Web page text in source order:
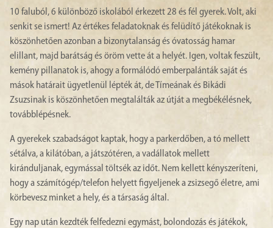
10 faluból, 6 különböző iskolából érkezett 28 és fél gyerek. Volt, aki
senkit se ismert! Az értékes feladatoknak és felüdítő játékoknak is
köszönhetően azonban a bizonytalanság és óvatosság hamar
elillant, majd barátság és öröm vette át a helyét. Igen, voltak feszült,
kemény pillanatok is, ahogy a formálódó emberpalánták saját és
mások határait ügyetlenül lépték át, de Tímeának és Bikádi
Zsuzsinak is köszönhetően megtalálták az útját a megbékélésnek,
továbblépésnek.
A gyerekek szabadságot kaptak, hogy a parkerdőben, a tó mellett
sétálva, a kilátóban, a játszótéren, a vadállatok mellett
kiránduljanak, egymással töltsék az időt. Nem kellett kényszeríteni,
hogy a számítógép/telefon helyett figyeljenek a zsizsegő életre, ami
körbevesz minket a hely, és a társaság által.
Egy nap után kezdték felfedezni egymást, bolondozás és játékok,